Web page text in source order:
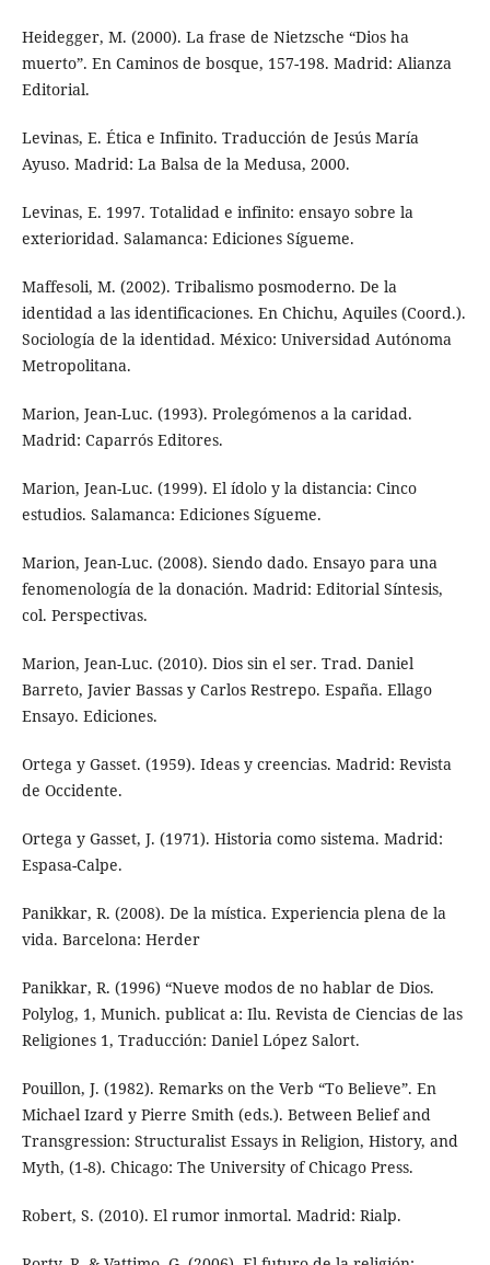
Heidegger, M. (2000). La frase de Nietzsche “Dios ha
muerto”. En Caminos de bosque, 157-198. Madrid: Alianza
Editorial.
Levinas, E. Ética e Infinito. Traducción de Jesús María
Ayuso. Madrid: La Balsa de la Medusa, 2000.
Levinas, E. 1997. Totalidad e infinito: ensayo sobre la
exterioridad. Salamanca: Ediciones Sígueme.
Maffesoli, M. (2002). Tribalismo posmoderno. De la
identidad a las identificaciones. En Chichu, Aquiles (Coord.).
Sociología de la identidad. México: Universidad Autónoma
Metropolitana.
Marion, Jean-Luc. (1993). Prolegómenos a la caridad.
Madrid: Caparrós Editores.
Marion, Jean-Luc. (1999). El ídolo y la distancia: Cinco
estudios. Salamanca: Ediciones Sígueme.
Marion, Jean-Luc. (2008). Siendo dado. Ensayo para una
fenomenología de la donación. Madrid: Editorial Síntesis,
col. Perspectivas.
Marion, Jean-Luc. (2010). Dios sin el ser. Trad. Daniel
Barreto, Javier Bassas y Carlos Restrepo. España. Ellago
Ensayo. Ediciones.
Ortega y Gasset. (1959). Ideas y creencias. Madrid: Revista
de Occidente.
Ortega y Gasset, J. (1971). Historia como sistema. Madrid:
Espasa-Calpe.
Panikkar, R. (2008). De la mística. Experiencia plena de la
vida. Barcelona: Herder
Panikkar, R. (1996) “Nueve modos de no hablar de Dios.
Polylog, 1, Munich. publicat a: Ilu. Revista de Ciencias de las
Religiones 1, Traducción: Daniel López Salort.
Pouillon, J. (1982). Remarks on the Verb “To Believe”. En
Michael Izard y Pierre Smith (eds.). Between Belief and
Transgression: Structuralist Essays in Religion, History, and
Myth, (1-8). Chicago: The University of Chicago Press.
Robert, S. (2010). El rumor inmortal. Madrid: Rialp.